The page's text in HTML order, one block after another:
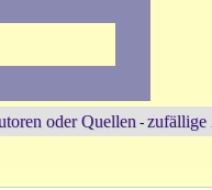
oder Quellen - zufällige